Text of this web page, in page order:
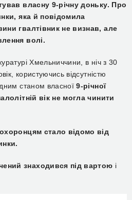
власну 9-річну доньку. Про
яка й повідомила
гвалтівник не визнав, але
волі.
Хмельниччини, в ніч з 30
користуючись відсутністю
станом власної9-річної
вік не могла чинити
стало відомо від
знаходився під вартою і